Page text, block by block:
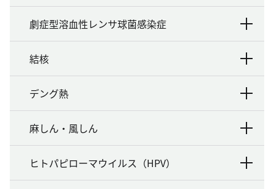
劇症型溶血性レンサ球菌感染症
結核
デング熱
麻しん・風しん
ヒトパピローマウイルス（HPV）